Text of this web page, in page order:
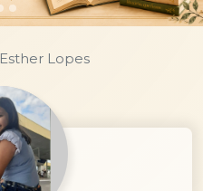
Esther Lopes